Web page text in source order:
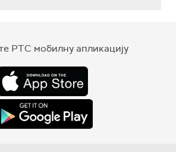
РТС мобилну апликацију